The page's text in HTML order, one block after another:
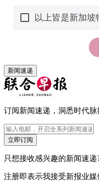
新闻速递
订阅新闻速递，洞悉时代脉
立即订阅
只想接收感兴趣的新闻速递
注册即表示我接受新报业